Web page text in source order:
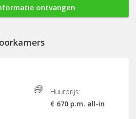
ontvangen
Huurprijs:
€ 670 p.m. all-in